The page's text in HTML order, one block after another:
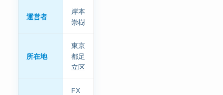
運営者
岸本
崇樹
所在地
東京
都足
立区
FX